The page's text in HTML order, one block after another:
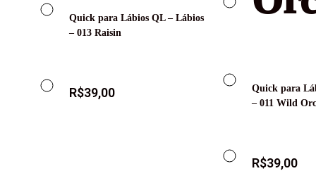
Quick para Lábios QL – Lábios
– 013 Raisin
R$39,00
Quick para
– 011 Wild
R$39,00